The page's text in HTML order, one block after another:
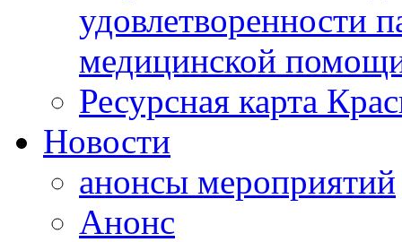
удовлетворенности
медицинской
Ресурсная карта
Новости
анонсы мероприятий
Анонс